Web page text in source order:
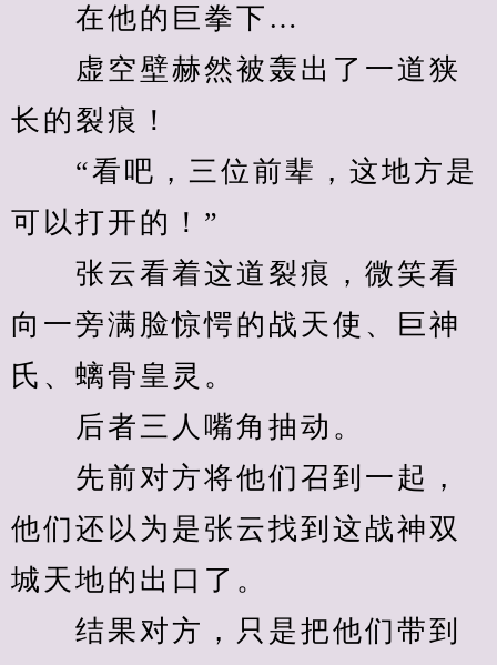
在他的巨拳下…
虚空壁赫然被轰出了一道狭
长的裂痕！
“看吧，三位前辈，这地方是
可以打开的！”
张云看着这道裂痕，微笑看
向一旁满脸惊愕的战天使、巨神
氏、螭骨皇灵。
后者三人嘴角抽动。
先前对方将他们召到一起，
他们还以为是张云找到这战神双
城天地的出口了。
结果对方，只是把他们带到